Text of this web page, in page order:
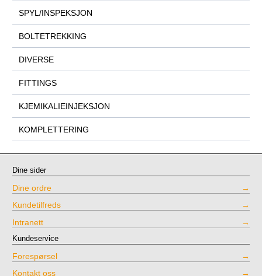
SPYL/INSPEKSJON
BOLTETREKKING
DIVERSE
FITTINGS
KJEMIKALIEINJEKSJON
KOMPLETTERING
Dine sider
Dine ordre
Kundetilfreds
Intranett
Kundeservice
Forespørsel
Kontakt oss